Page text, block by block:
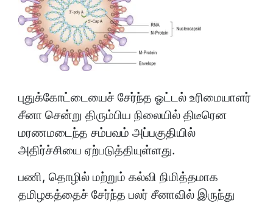
புதுக்கோட்டையைச் சேர்ந்த ஓட்டல் உரிமையாளர்
சீனா சென்று திரும்பிய நிலையில் திடீரென
மரணமடைந்த சம்பவம் அப்பகுதியில்
அதிர்ச்சியை ஏற்படுத்தியுள்ளது.
பணி, தொழில் மற்றும் கல்வி நிமித்தமாக
தமிழகத்தைச் சேர்ந்த பலர் சீனாவில் இருந்து